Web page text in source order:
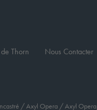
Thorn Nous Contacter
/Axyl Opera /Axyl